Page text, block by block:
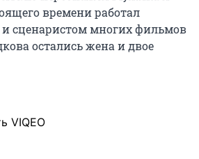
времени работал
сценаристом многих фильмов
остались жена и двое
VIQEO